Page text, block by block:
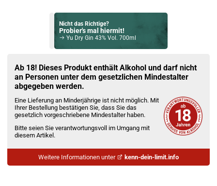
Nicht das Richtige?
Probier's mal hiermit!
Yu Dry Gin 43% Vol. 700ml
Check das mal!
1883 Refresher Mix Watermelon Cucumber & Mint Sirup 1L
Du willst Kröten sparen?
Schau mal hier!
Dovpo Ayce Pro Pod System Kit Silber
Ab 18! Dieses Produkt enthält Alkohol und darf nicht
an Personen unter dem gesetzlichen Mindestalter
abgegeben werden.
Eine Lieferung an Minderjährige ist nicht möglich. Mit
Ihrer Bestellung bestätigen Sie, dass Sie das
gesetzlich vorgeschriebene Mindestalter haben.
Bitte seien Sie verantwortungsvoll im Umgang mit
diesem Artikel.
Weitere Informationen unter kenn-dein-limit.info